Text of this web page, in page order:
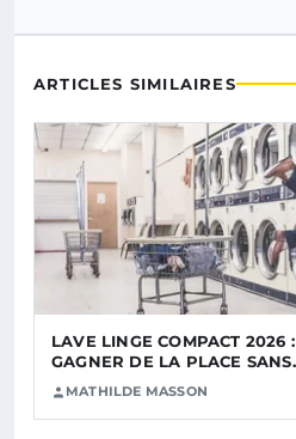
ARTICLES SIMILAIRES
LAVE LINGE COMPACT 2026
GAGNER DE LA PLACE
MATHILDE MASSON